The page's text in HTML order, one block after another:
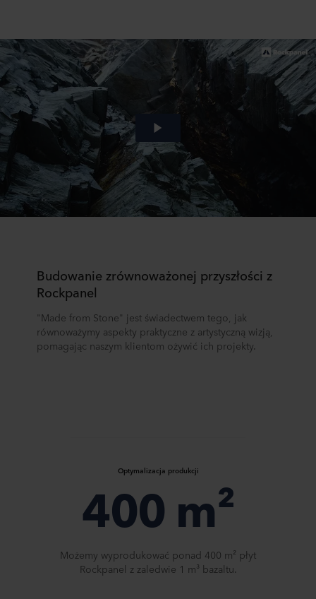
Budowanie zrównoważonej przyszłości z
Rockpanel
"Made from Stone" jest świadectwem tego, jak
równoważymy aspekty praktyczne z artystyczną wizją,
pomagając naszym klientom ożywić ich projekty.
Optymalizacja produkcji
400 m²​
Możemy wyprodukować ponad 400 m² płyt
Rockpanel z zaledwie 1 m³ bazaltu.